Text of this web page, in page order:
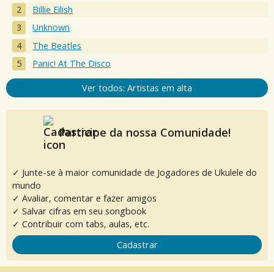
Billie Eilish
Unknown
The Beatles
Panic! At The Disco
Ver todos: Artistas em alta
Participe da nossa Comunidade!
✓ Junte-se à maior comunidade de Jogadores de Ukulele do
mundo
✓ Avaliar, comentar e fazer amigos
✓ Salvar cifras em seu songbook
✓ Contribuir com tabs, aulas, etc.
Cadastrar